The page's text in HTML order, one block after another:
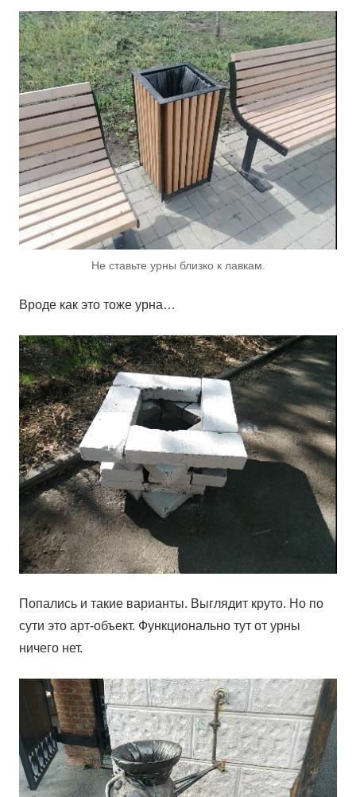
Не ставьте урны близко к лавкам.
Вроде как это тоже урна…
Попались и такие варианты. Выглядит круто. Но по
сути это арт-объект. Функционально тут от урны
ничего нет.